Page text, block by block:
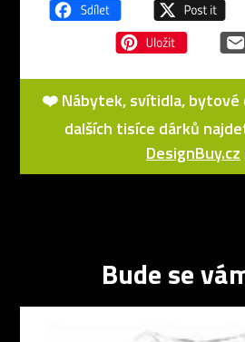
❤️ Nábytek, svítidla, bytové
dalších tisíce dárků
DesignBuy.cz
Bude se